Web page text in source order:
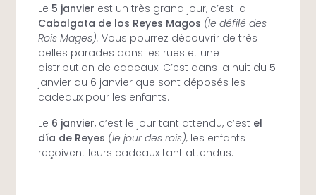
Le 5 janvier est un très grand jour, c’est la
Cabalgata de los Reyes Magos (le défilé des
Rois Mages). Vous pourrez découvrir de très
belles parades dans les rues et une
distribution de cadeaux. C’est dans la nuit du 5
janvier au 6 janvier que sont déposés les
cadeaux pour les enfants.
Le 6 janvier, c’est le jour tant attendu, c’est el
día de Reyes (le jour des rois), les enfants
reçoivent leurs cadeaux tant attendus.